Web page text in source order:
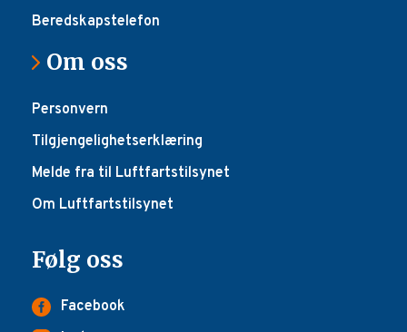
Beredskapstelefon
Om oss
Personvern
Tilgjengelighetserklæring
Melde fra til Luftfartstilsynet
Om Luftfartstilsynet
Følg oss
Facebook